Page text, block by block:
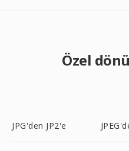
Özel
JPG'den JP2'e